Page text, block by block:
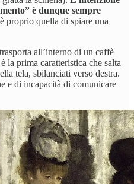
è dunque sempre
proprio quella di spiare una
all’interno di un caffè
è la prima caratteristica che salta
tela, sbilanciati verso destra.
e di incapacità di comunicare